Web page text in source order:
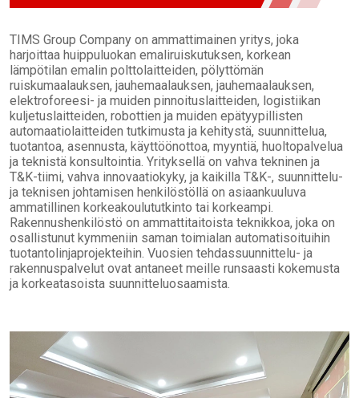
TIMS Group Company on ammattimainen yritys, joka
harjoittaa huippuluokan emaliruiskutuksen, korkean
lämpötilan emalin polttolaitteiden, pölyttömän
ruiskumaalauksen, jauhemaalauksen, jauhemaalauksen,
elektroforeesi- ja muiden pinnoituslaitteiden, logistiikan
kuljetuslaitteiden, robottien ja muiden epätyypillisten
automaatiolaitteiden tutkimusta ja kehitystä, suunnittelua,
tuotantoa, asennusta, käyttöönottoa, myyntiä, huoltopalvelua
ja teknistä konsultointia. Yrityksellä on vahva tekninen ja
T&K-tiimi, vahva innovaatiokyky, ja kaikilla T&K-, suunnittelu-
ja teknisen johtamisen henkilöstöllä on asiaankuuluva
ammatillinen korkeakoulututkinto tai korkeampi.
Rakennushenkilöstö on ammattitaitoista teknikkoa, joka on
osallistunut kymmeniin saman toimialan automatisoituihin
tuotantolinjaprojekteihin. Vuosien tehdassuunnittelu- ja
rakennuspalvelut ovat antaneet meille runsaasti kokemusta
ja korkeatasoista suunnitteluosaamista.